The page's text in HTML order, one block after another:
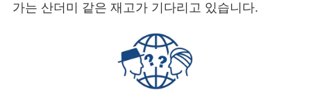
가는 산더미 같은 재고가 기다리고 있습니다.